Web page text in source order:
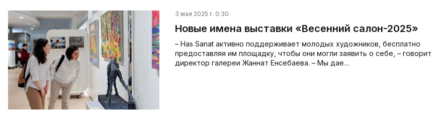
3 мая 2025 г. 0:30
Новые имена выставки «Весенний салон-2025»
– Has Sanat активно поддерживает молодых художников, бесплатно
предоставляя им площадку, чтобы они мог­ли заявить о себе, – говорит
директор галереи Жаннат Енсебаева. – Мы дае…